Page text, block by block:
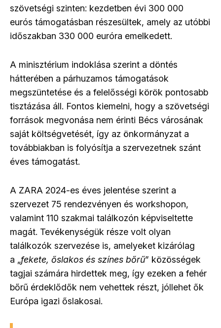
szövetségi szinten: kezdetben évi 300 000
eurós támogatásban részesültek, amely az utóbbi
időszakban 330 000 euróra emelkedett.
A minisztérium indoklása szerint a döntés
hátterében a párhuzamos támogatások
megszüntetése és a felelősségi körök pontosabb
tisztázása áll. Fontos kiemelni, hogy a szövetségi
források megvonása nem érinti Bécs városának
saját költségvetését, így az önkormányzat a
továbbiakban is folyósítja a szervezetnek szánt
éves támogatást.
A ZARA 2024-es éves jelentése szerint a
szervezet 75 rendezvényen és workshopon,
valamint 110 szakmai találkozón képviseltette
magát. Tevékenységük része volt olyan
találkozók szervezése is, amelyeket kizárólag
a „fekete, őslakos és színes bőrű” közösségek
tagjai számára hirdettek meg, így ezeken a fehér
bőrű érdeklődők nem vehettek részt, jóllehet ők
Európa igazi őslakosai.